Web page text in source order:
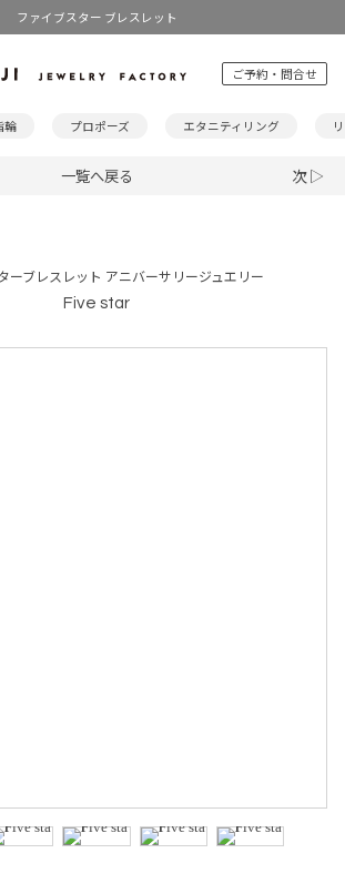
ファイブスター ブレスレット
ご予約・問合せ
輪 プロポーズ エタニティリング
一覧へ戻る 次 ▷
ーブレスレット アニバーサリージュエリー
Five star